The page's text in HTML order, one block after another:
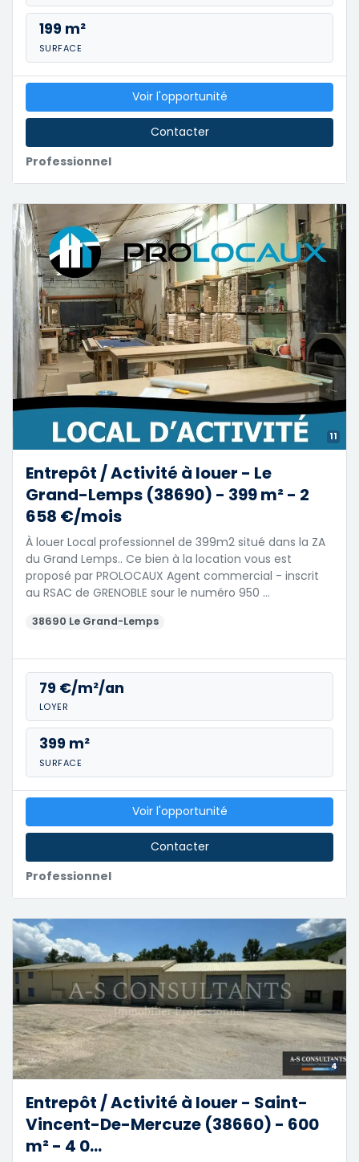
199 m²
SURFACE
Professionnel
Voir l'opportunité
Contacter
11
Entrepôt / Activité à louer - Le
Grand-Lemps (38690) - 399 m² - 2
658 €/mois
À louer Local professionnel de 399m2 situé dans la ZA
du Grand Lemps.. Ce bien à la location vous est
proposé par PROLOCAUX Agent commercial - inscrit
au RSAC de GRENOBLE sour le numéro 950 …
38690 Le Grand-Lemps
79 €/m²/an
LOYER
399 m²
SURFACE
Professionnel
Voir l'opportunité
Contacter
4
Entrepôt / Activité à louer - Saint-
Vincent-De-Mercuze (38660) - 600
m² - 4 0...